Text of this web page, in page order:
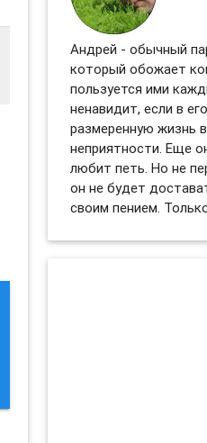
Андрей - обычный
который обожает
пользуется ими
ненавидит, если в его
размеренную жизнь
неприятности. Еще
любит петь. Но не
он не будет
своим пением.